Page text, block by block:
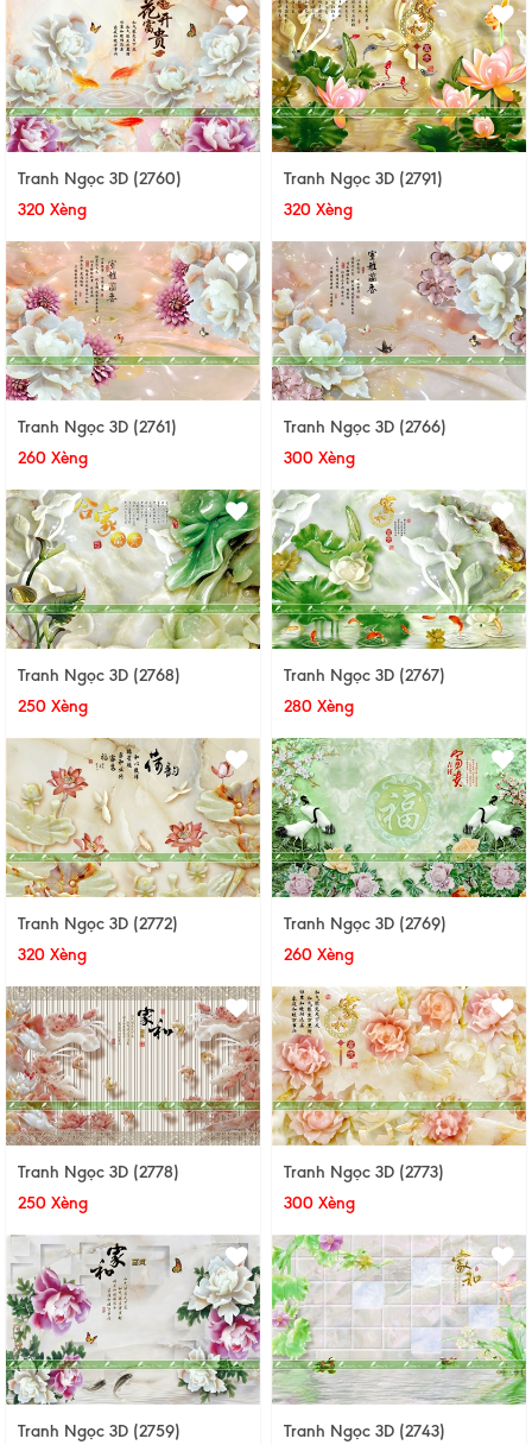
Tranh Ngọc 3D (2760)
320 Xèng
Tranh Ngọc 3D (2791)
320 Xèng
Tranh Ngọc 3D (2761)
260 Xèng
Tranh Ngọc 3D (2766)
300 Xèng
Tranh Ngọc 3D (2768)
250 Xèng
Tranh Ngọc 3D (2767)
280 Xèng
Tranh Ngọc 3D (2772)
320 Xèng
Tranh Ngọc 3D (2769)
260 Xèng
Tranh Ngọc 3D (2778)
250 Xèng
Tranh Ngọc 3D (2773)
300 Xèng
Tranh Ngọc 3D (2759)
Tranh Ngọc 3D (2743)